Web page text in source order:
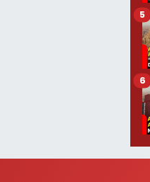
5
6